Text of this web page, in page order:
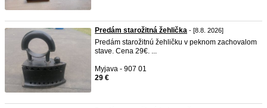
Predám starožitná žehlička - [8.8. 2026]
Predám starožitnú žehličku v peknom zachovalom
stave. Cena 29€. ...
Myjava - 907 01
29 €